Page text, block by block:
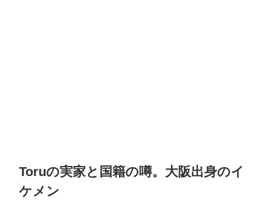
Toruの実家と国籍の噂。大阪出身のイ
ケメン